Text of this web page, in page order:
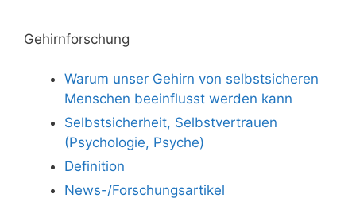
Gehirnforschung
Warum unser Gehirn von selbstsicheren
Menschen beeinflusst werden kann
Selbstsicherheit, Selbstvertrauen
(Psychologie, Psyche)
Definition
News-/Forschungsartikel